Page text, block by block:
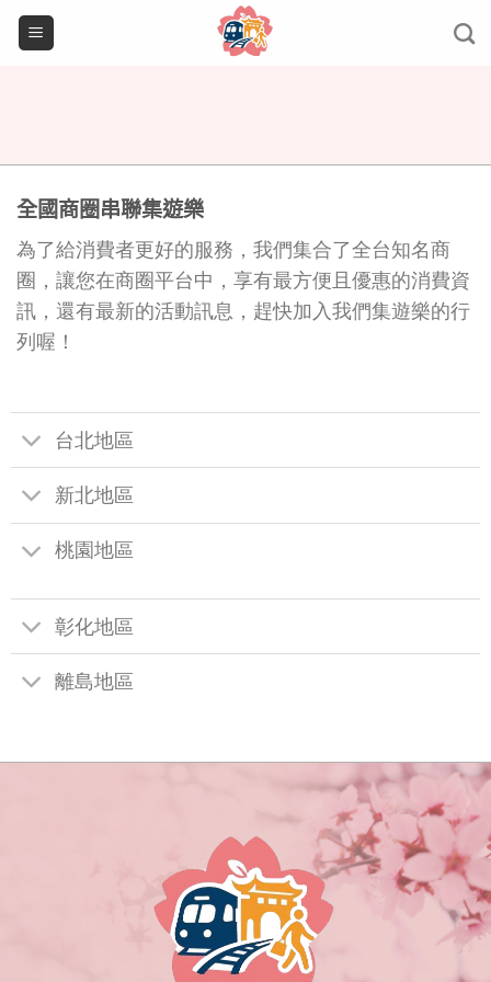
Skip
全國商圈串聯集遊樂
為了給消費者更好的服務，我們集合了全台知名商
圈，讓您在商圈平台中，享有最方便且優惠的消費資
訊，還有最新的活動訊息，趕快加入我們集遊樂的行
列喔！
台北地區
新北地區
桃園地區
彰化地區
離島地區